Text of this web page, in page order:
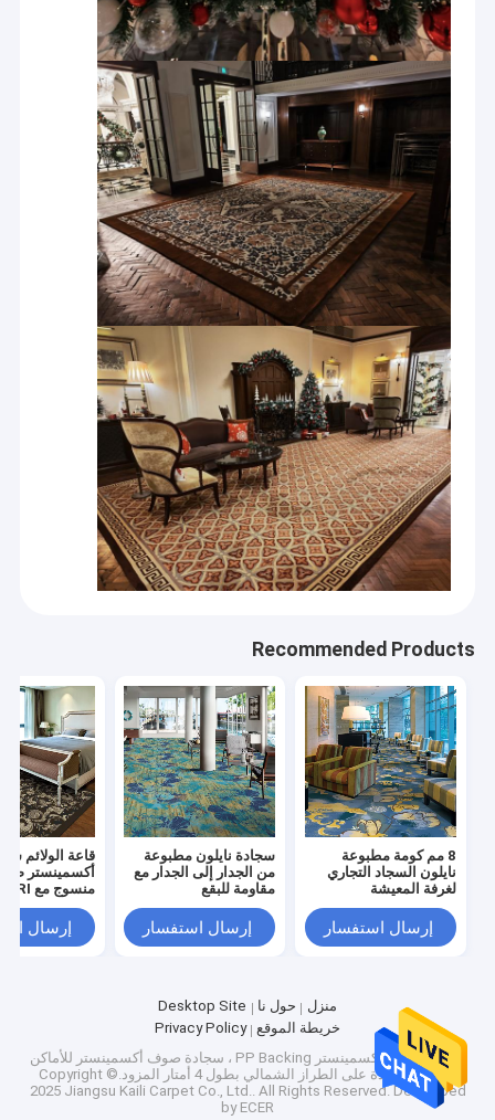
Recommended Products
8 مم كومة مطبوعة
نايلون السجاد التجاري
لغرفة المعيشة
إرسال استفسار
سجادة نايلون مطبوعة
من الجدار إلى الجدار مع
مقاومة للبقع
إرسال استفسار
قاعة الولائم
أكسمينستر
منسوج مع CRI
إرسال
لسجاد Axminster 9،000،000 متر مربع.تبلغ الطاقة الإنتاجية
، وجميعها حاصلة على شهادة نظام البيئة ISO / شهادة نظام
الكمية ISO / شهادة السجادة الصديقة للبيئة الصينية و CRI.
نعمل باستمرار على تطوير منتجات جديدة بتقنية عالية.سجاد
ويلتون القطيفة الطويلة المطورة حديثًا ، والسجاد الخارجي
الخشن الذي يشبه السيزال BCF ، والسجاد الحريري ذو الكثافة
المتوسطة والعالية من ويلتون ، والسجاد المنسوج المسطح من
ويلتون ، والبسط الصوفية ذات الوبر المقطعة ، وبسط الرايون
الخفيف الوزن تُباع جيدًا في كل من الصين والخارج.يمكن أن
يصل طول الوبر من بساط ويلتون القطيفة فائقة الطول التي تم
تطويرها بشكل مستقل بواسطة Kaili إلى 40 مم.في الوقت
الحاضر ، تنتشر شبكة مبيعاتنا في جميع أنحاء المقاطعات والمدن
في الصين.سجادة Kaili مع نظام مبيعات احترافي ومريح وسريع
، تستمر في تقديم ما يتجاوز توقعات العملاء من المنتجات ، من
وصيانة كل التفاصيل ، لتقديم خدمة ذات جودة عالمية.تم تصدير
منتجاتنا إلى الأسواق الخارجية ، بما في ذلك كوريا واليابان
والولايات المتحدة الأمريكية وكندا وأستراليا.إن شركة AIC
اليابانية وشركة MOHAWK الأمريكية هي جميعًا من عملائنا.
منزل حول نا
Desktop Site
خريطة الموقع
Privacy Policy
الصين سجادة أكسمينستر PP Backing ، سجادة صوف أكسمينستر للأماكن
العامة ، سجادة على الطراز الشمالي بطول 4 أمتار
المزود.Copyright ©
2025 Jiangsu Kaili Carpet Co., Ltd.. All Rights Reserved. Developed
by ECER